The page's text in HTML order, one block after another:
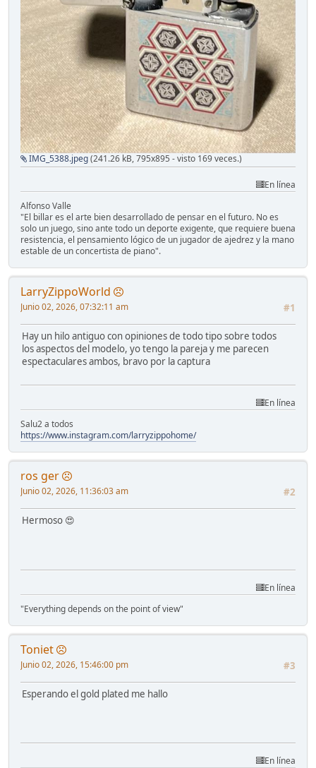
IMG_5388.jpeg(241.26 kB, 795x895 - visto 169 veces.)
En línea
Alfonso Valle
"El billar es el arte bien desarrollado de pensar en el futuro. No es
solo un juego, sino ante todo un deporte exigente, que requiere buena
resistencia, el pensamiento lógico de un jugador de ajedrez y la mano
estable de un concertista de piano".
LarryZippoWorld
#1
Junio 02, 2026, 07:32:11 am
Hay un hilo antiguo con opiniones de todo tipo sobre todos
los aspectos del modelo, yo tengo la pareja y me parecen
espectaculares ambos, bravo por la captura
En línea
Salu2 a todos
https://www.instagram.com/larryzippohome/
ros ger
#2
Junio 02, 2026, 11:36:03 am
Hermoso 😍
En línea
"Everything depends on the point of view"
Toniet
#3
Junio 02, 2026, 15:46:00 pm
Esperando el gold plated me hallo
En línea